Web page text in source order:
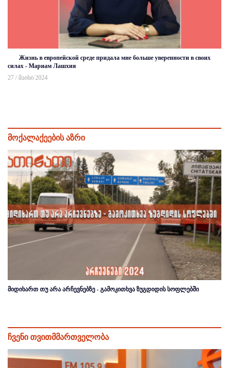
Жизнь в европейской среде придала мне больше уверенности в своих
силах - Мариам Лашхия
27 / მაისი 2024
მოქალაქეების აზრი
მიდიხართ თუ არა არჩევნებზე - გამოკითხვა ზუგდიდის სოფლებში
ჩვენი თვითმმართველობა